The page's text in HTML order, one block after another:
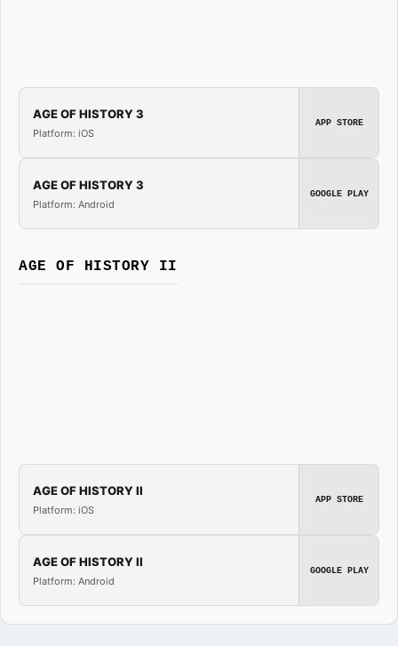
AGE OF HISTORY 3
Platform: iOS
APP STORE
AGE OF HISTORY 3
Platform: Android
GOOGLE PLAY
AGE OF HISTORY II
AGE OF HISTORY II
Platform: iOS
APP STORE
AGE OF HISTORY II
Platform: Android
GOOGLE PLAY